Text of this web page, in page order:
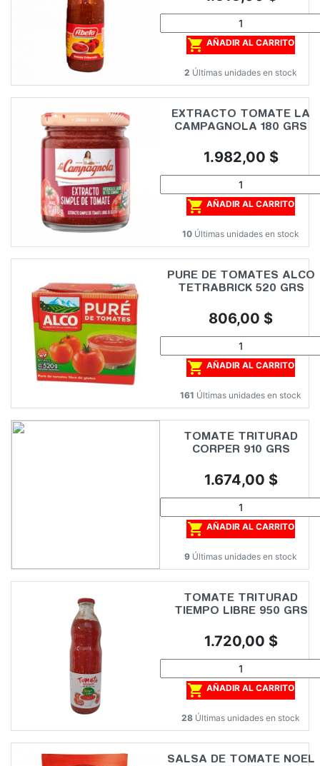
 AÑADIR AL CARRITO
2 Últimas unidades en stock
EXTRACTO TOMATE LA
CAMPAGNOLA 180 GRS
Precio
1.982,00 $
 AÑADIR AL CARRITO
10 Últimas unidades en stock
PURE DE TOMATES ALCO
TETRABRICK 520 GRS
Precio
806,00 $
 AÑADIR AL CARRITO
161 Últimas unidades en stock
TOMATE TRITURAD
CORPER 910 GRS
Precio
1.674,00 $
 AÑADIR AL CARRITO
9 Últimas unidades en stock
TOMATE TRITURAD
TIEMPO LIBRE 950 GRS
Precio
1.720,00 $
 AÑADIR AL CARRITO
28 Últimas unidades en stock
SALSA DE TOMATE NOEL